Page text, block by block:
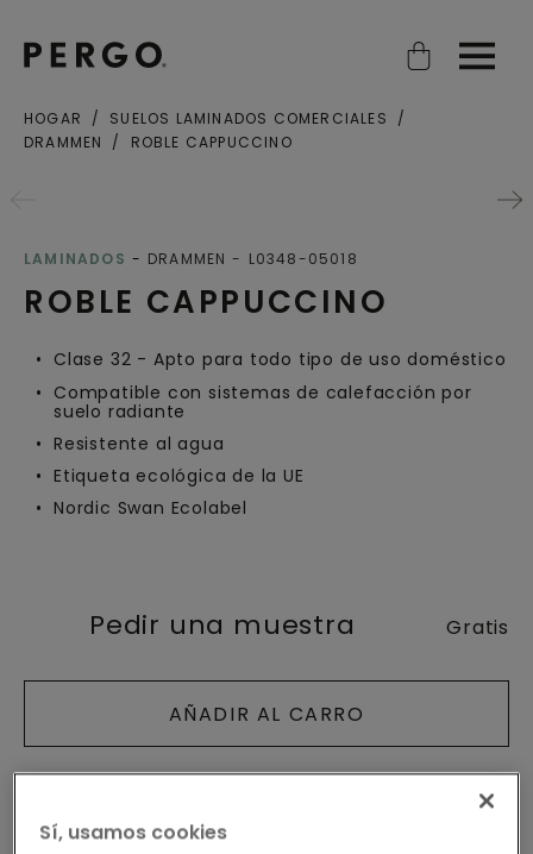
Open searchOpen
HOGAR
SUELOS LAMINADOS COMERCIALES
DRAMMEN
ROBLE CAPPUCCINO
ROBLE CAPPUCCINO
LAMINADOS DRAMMEN L0348-05018
Clase 32 - Apto para todo tipo de uso doméstico
Compatible con sistemas de calefacción por
suelo radiante
Resistente al agua
Etiqueta ecológica de la UE
Nordic Swan Ecolabel
Pedir una muestra Gratis
AÑADIR AL CARRO
Sí, usamos cookies